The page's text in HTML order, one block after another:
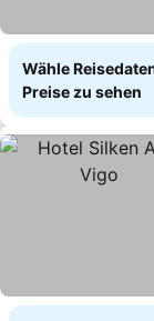
Wähle
Preise zu sehen